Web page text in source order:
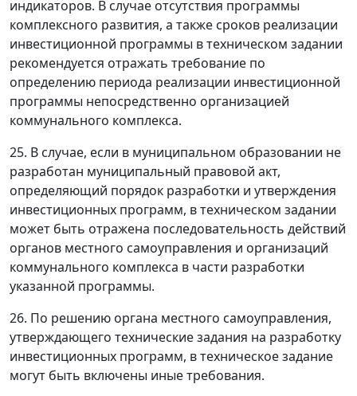
индикаторов. В случае отсутствия программы
комплексного развития, а также сроков реализации
инвестиционной программы в техническом задании
рекомендуется отражать требование по
определению периода реализации инвестиционной
программы непосредственно организацией
коммунального комплекса.
25. В случае, если в муниципальном образовании не
разработан муниципальный правовой акт,
определяющий порядок разработки и утверждения
инвестиционных программ, в техническом задании
может быть отражена последовательность действий
органов местного самоуправления и организаций
коммунального комплекса в части разработки
указанной программы.
26. По решению органа местного самоуправления,
утверждающего технические задания на разработку
инвестиционных программ, в техническое задание
могут быть включены иные требования.